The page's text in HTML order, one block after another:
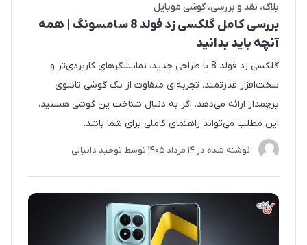
بلاگ نقد و بررسی گوشی موبایل
بررسی کامل گلکسی زد فولد 8 سامسونگ | همه
آنچه باید بدانید
گلکسی زد فولد 8 با طراحی جدید، نمایشگرهای کاربردی‌تر و
سخت‌افزار قدرتمند، تجربه‌ای متفاوت از یک گوشی تاشوی
پرچمدار ارائه می‌دهد. اگر به دنبال شناخت ین گوشی هستید،
این مطلب می‌تواند راهنمای کاملی برای شما باشد.
نوشته شده در 14 مرداد 1405 توسط توحید دانیالی